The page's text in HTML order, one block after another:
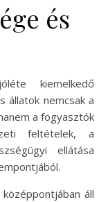
és
kiemelkedő
állatok nemcsak a
a fogyasztók
feltételek, a
ellátása
áll